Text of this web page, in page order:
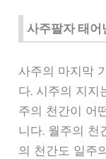
사주팔자 태
사주의 마지막
다. 시주의 지지
주의 천간이 어
니다. 월주의 천
의 천간도 일주